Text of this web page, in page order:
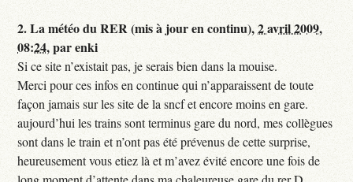
2.La météo du RER (mis à jour en continu),2 avril 2009,
08:24,parenki
Si ce site n’existait pas, je serais bien dans la mouise.
Merci pour ces infos en continue qui n’apparaissent de toute
façon jamais sur les site de la sncf et encore moins en gare.
aujourd’hui les trains sont terminus gare du nord, mes collègues
sont dans le train et n’ont pas été prévenus de cette surprise,
heureusement vous etiez là et m’avez évité encore une fois de